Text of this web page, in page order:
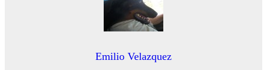
Emilio Velazquez